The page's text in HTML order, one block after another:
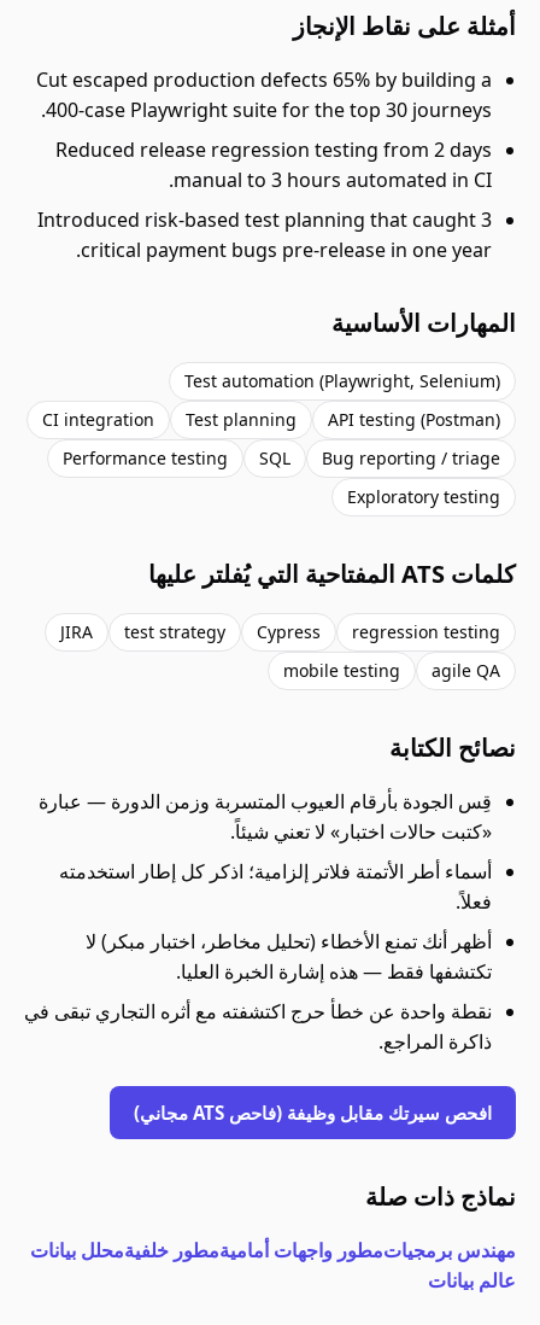
أمثلة على نقاط الإنجاز
Cut escaped production defects 65% by building a
400-case Playwright suite for the top 30 journeys.
Reduced release regression testing from 2 days
manual to 3 hours automated in CI.
Introduced risk-based test planning that caught 3
critical payment bugs pre-release in one year.
المهارات الأساسية
Test automation (Playwright, Selenium)
API testing (Postman)
Test planning
CI integration
Bug reporting / triage
SQL
Performance testing
Exploratory testing
كلمات ATS المفتاحية التي يُفلتر عليها
regression testing
Cypress
test strategy
JIRA
agile QA
mobile testing
نصائح الكتابة
قِس الجودة بأرقام العيوب المتسربة وزمن الدورة — عبارة
«كتبت حالات اختبار» لا تعني شيئاً.
أسماء أطر الأتمتة فلاتر إلزامية؛ اذكر كل إطار استخدمته
فعلاً.
أظهر أنك تمنع الأخطاء (تحليل مخاطر، اختبار مبكر) لا
تكتشفها فقط — هذه إشارة الخبرة العليا.
نقطة واحدة عن خطأ حرج اكتشفته مع أثره التجاري تبقى في
ذاكرة المراجع.
افحص سيرتك مقابل وظيفة (فاحص ATS مجاني)
نماذج ذات صلة
مهندس برمجياتمطور واجهات أماميةمطور خلفيةمحلل بيانات
عالم بيانات